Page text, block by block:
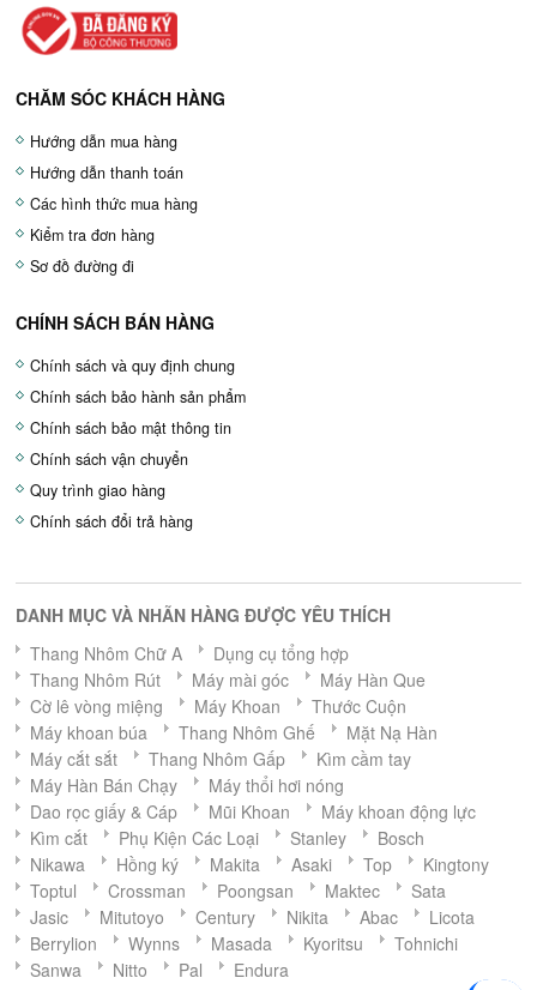
CHĂM SÓC KHÁCH HÀNG
Hướng dẫn mua hàng
Hướng dẫn thanh toán
Các hình thức mua hàng
Kiểm tra đơn hàng
Sơ đồ đường đi
CHÍNH SÁCH BÁN HÀNG
Chính sách và quy định chung
Chính sách bảo hành sản phẩm
Chính sách bảo mật thông tin
Chính sách vận chuyển
Quy trình giao hàng
Chính sách đổi trả hàng
DANH MỤC VÀ NHÃN HÀNG ĐƯỢC YÊU THÍCH
Thang Nhôm Chữ A
Dụng cụ tổng hợp
Thang Nhôm Rút
Máy mài góc
Máy Hàn Que
Cờ lê vòng miệng
Máy Khoan
Thước Cuộn
Máy khoan búa
Thang Nhôm Ghế
Mặt Nạ Hàn
Máy cắt sắt
Thang Nhôm Gấp
Kìm cầm tay
Máy Hàn Bán Chạy
Máy thổi hơi nóng
Dao rọc giấy & Cáp
Mũi Khoan
Máy khoan động lực
Kìm cắt
Phụ Kiện Các Loại Stanley
Bosch
Nikawa
Hồng ký Makita Asaki Top
Kingtony
Toptul
Crossman Poongsan Maktec
Sata
Jasic
Mitutoyo Century Nikita Abac
Licota
Berrylion
Wynns Masada Kyoritsu
Tohnichi
Sanwa
Nitto Pal Endura